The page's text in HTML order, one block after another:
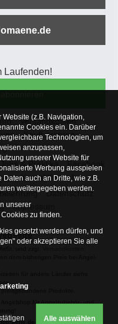
Laufenden!
Versandkosten
Kaufberatung
Jobs & Praktika
Facebook
Kontaktformular
Datenschutz
Impressum
und zzgl.
Produkte.
(z.B. Navigation,
Cookies ein. Darüber
Technologien, um
anzupassen,
unserer Website für
Werbung ausspielen
auch an Dritte, wie z.B.
weitergegeben werden.
unserer
zu finden.
gesetzt werden dürfen, und
oder akzeptieren Sie alle
Alle auswählen